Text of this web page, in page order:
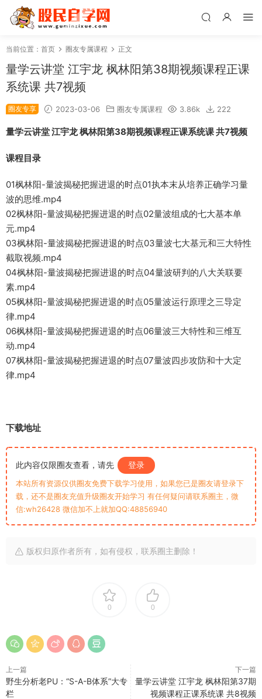
当前位置： 首页 圈友专属课程 正文
量学云讲堂 江宇龙 枫林阳第38期视频课程正课
系统课 共7视频
圈友专享 2023-03-06 圈友专属课程 3.86k 222
量学云讲堂 江宇龙 枫林阳第38期视频课程正课系统课 共7视频
课程目录
01枫林阳-量波揭秘把握进退的时点01执本末从培养正确学习量
波的思维.mp4
02枫林阳-量波揭秘把握进退的时点02量波组成的七大基本单
元.mp4
03枫林阳-量波揭秘把握进退的时点03量波七大基元和三大特性
截取视频.mp4
04枫林阳-量波揭秘把握进退的时点04量波研判的八大关联要
素.mp4
05枫林阳-量波揭秘把握进退的时点05量波运行原理之三导定
律.mp4
06枫林阳-量波揭秘把握进退的时点06量波三大特性和三维互
动.mp4
07枫林阳-量波揭秘把握进退的时点07量波四步攻防和十大定
律.mp4
下载地址
此内容仅限圈友查看，请先 登录
本站所有资源仅供圈友免费下载学习使用，如果您已是圈友请登录下
载，还不是圈友充值升级圈友开始学习 有任何疑问请联系圈主，微
信:wh26428 微信加不上就加QQ:48856940
版权归原作者所有，如有侵权，联系圈主删除！
0 0
上一篇
野生分析老PU：“S-A-B体系”大专
栏
下一篇
量学云讲堂 江宇龙 枫林阳第37期
视频课程正课系统课 共8视频